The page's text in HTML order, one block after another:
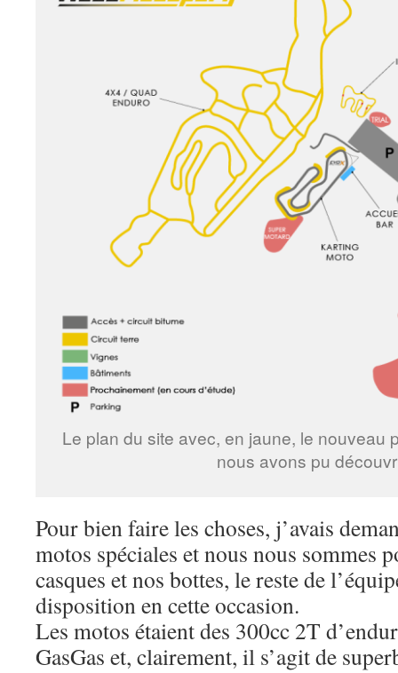
Le plan du site avec, en jaune, le nouveau
nous avons pu
Pour bien faire les choses, j’avais
motos spéciales et nous nous sommes
casques et nos bottes, le reste de
disposition en cette occasion.
Les motos étaient des 300cc 2T
GasGas et, clairement, il s’agit de